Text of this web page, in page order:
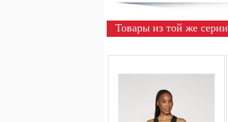
Товары из той же серии